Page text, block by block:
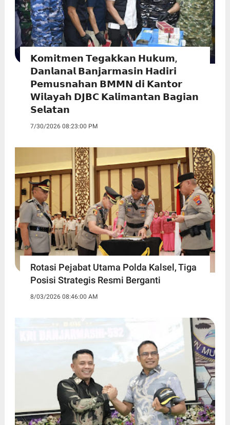
𝗞𝗼𝗺𝗶𝘁𝗺𝗲𝗻 𝗧𝗲𝗴𝗮𝗸𝗸𝗮𝗻 𝗛𝘂𝗸𝘂𝗺,
𝗗𝗮𝗻𝗹𝗮𝗻𝗮𝗹 𝗕𝗮𝗻𝗷𝗮𝗿𝗺𝗮𝘀𝗶𝗻 𝗛𝗮𝗱𝗶𝗿𝗶
𝗣𝗲𝗺𝘂𝘀𝗻𝗮𝗵𝗮𝗻 𝗕𝗠𝗠𝗡 𝗱𝗶 𝗞𝗮𝗻𝘁𝗼𝗿
𝗪𝗶𝗹𝗮𝘆𝗮𝗵 𝗗𝗝𝗕𝗖 𝗞𝗮𝗹𝗶𝗺𝗮𝗻𝘁𝗮𝗻 𝗕𝗮𝗴𝗶𝗮𝗻
𝗦𝗲𝗹𝗮𝘁𝗮𝗻
7/30/2026 08:23:00 PM
Rotasi Pejabat Utama Polda Kalsel, Tiga
Posisi Strategis Resmi Berganti
8/03/2026 08:46:00 AM